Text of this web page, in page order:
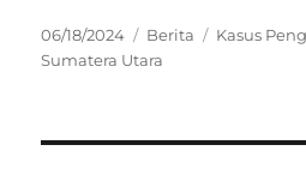
Posted
on
06/18/2024 Categories
Berita Tags
Kasus
Sumatera Utara